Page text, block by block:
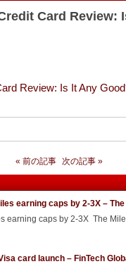
Card Review:
Review: Is It Any
« 前の記事 次の記事 »
earning caps by 2-3X –
earning caps by 2-3X The
card launch – FinTech